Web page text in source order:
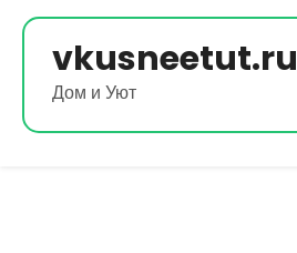
Перейти
содержимому
vkusneetut.ru
Дом и Уют